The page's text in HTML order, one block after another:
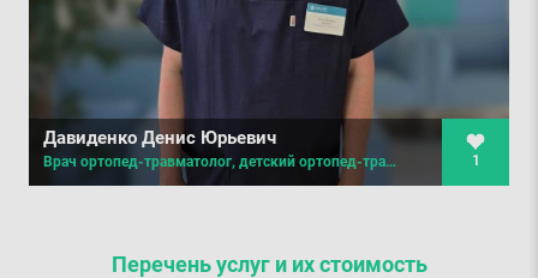
1
Давиденко Денис Юрьевич
Врач ортопед-травматолог, детский ортопед-травматолог
Перечень услуг и их стоимость